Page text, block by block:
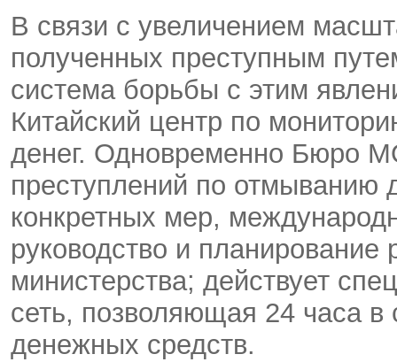
В связи с увеличением
полученных преступным
система борьбы с этим
Китайский центр по
денег. Одновременно Бюро
преступлений по отмыванию
конкретных мер,
руководство и
министерства; действует
сеть, позволяющая 24 часа в
денежных средств.